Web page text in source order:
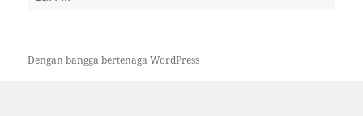
untuk:
Dengan bangga bertenaga WordPress